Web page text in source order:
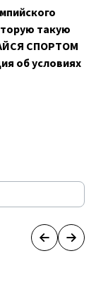
такую
СПОРТОМ
об условиях